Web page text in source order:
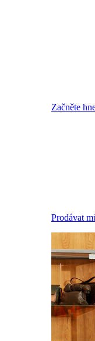
Začněte
Prodávat